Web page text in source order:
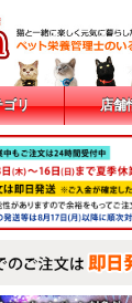
ゴリ 店舗